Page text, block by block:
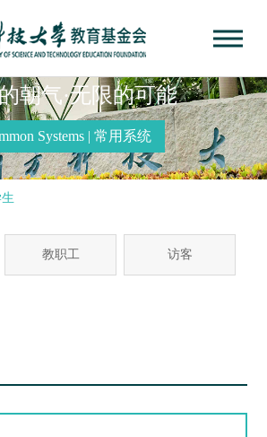
朝气·无限的可能
Systems | 常用系统
教职工 访客